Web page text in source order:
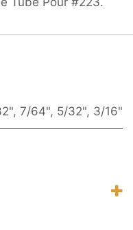
, 7/64", 5/32", 3/16"